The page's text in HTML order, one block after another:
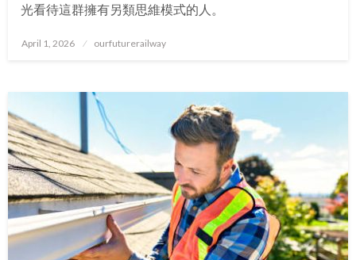
光看待這群擁有另類思維模式的人。
Posted
April 1, 2026 ourfuturerailway